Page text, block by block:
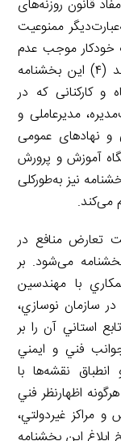
قانون روزنه‌های
ممنوعیت
خودکار موجب عدم
شکل‌گیری تعارضات احتمالی خواهد شد. بند (۴) این بخشنامه
کارکنانی که در
مدیرعاملی و
و نهادهای عمومی
آموزش و پرورش
ممنوع می‌کند. بند (۷) بخشنامه نیز به‌طورکلی
می‌کند.
تعارض منافع در
به بند (۵) این بخشنامه می‌شود. بر
با مهندسين
سازمان نوسازي،
استاني آن را بر
فني و ايمني
نقشه‌ها با
اظهارنظر فني
و مراکز غيردولتي،